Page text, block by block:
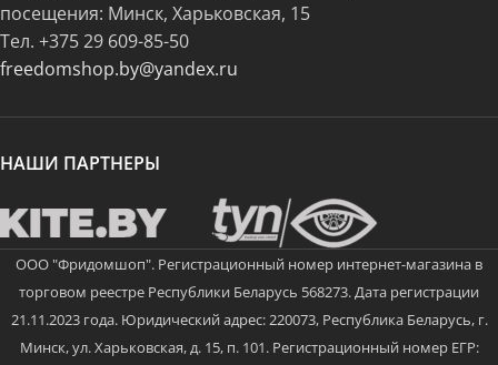
посещения: Минск, Харьковская, 15
Тел. +375 29 609-85-50
freedomshop.by@yandex.ru
НАШИ ПАРТНЕРЫ
ООО "Фридомшоп". Регистрационный номер интернет-магазина в
торговом реестре Республики Беларусь 568273. Дата регистрации
21.11.2023 года. Юридический адрес: 220073, Республика Беларусь, г.
Минск, ул. Харьковская, д. 15, п. 101. Регистрационный номер ЕГР: